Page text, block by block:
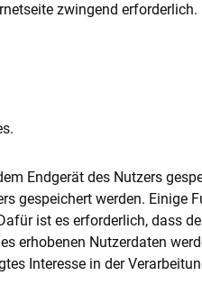
zwingend
Endgerät des Nutzers
gespeichert werden. Einige
ist es erforderlich, dass
erhobenen Nutzerdaten
Interesse in der